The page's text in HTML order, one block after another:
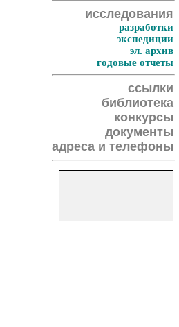
исследования
разработки
экспедиции
эл. архив
годовые отчеты
ссылки
библиотека
конкурсы
документы
адреса и телефоны